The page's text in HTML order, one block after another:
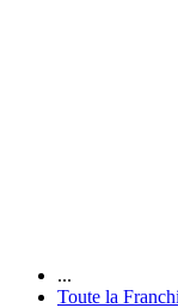
...
Toute la